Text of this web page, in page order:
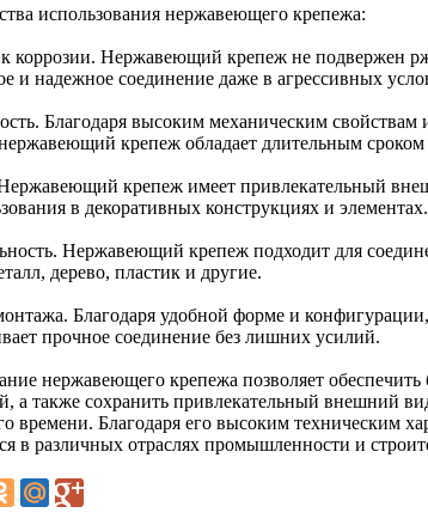
использования нержавеющего крепежа:
коррозии. Нержавеющий крепеж не подвержен
и надежное соединение даже в агрессивных
Благодаря высоким механическим
крепеж обладает длительным
крепеж имеет привлекательный
в декоративных конструкциях и элементах.
Нержавеющий крепеж подходит для
дерево, пластик и другие.
Благодаря удобной форме и
прочное соединение без лишних усилий.
нержавеющего крепежа позволяет обеспечить
а также сохранить привлекательный внешний
времени. Благодаря его высоким техническим
в различных отраслях промышленности и